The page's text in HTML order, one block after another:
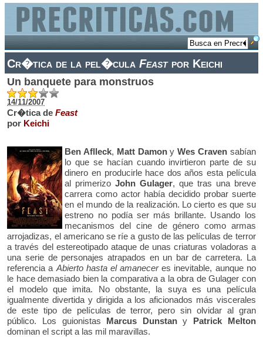
Cr�tica de la pel�cula Feastpor Keichi
Un banquete para monstruos
14/11/2007
Cr�tica deFeast
por Keichi
Ben Aflleck, Matt DamonyWes Cravensabían
lo que se hacían cuando invirtieron parte de su
dinero en producirle hace dos años esta película
al primerizoJohn Gulager, que tras una breve
carrera como actor había decidido probar suerte
en el mundo de la realización. Lo cierto es que su
estreno no podía ser más brillante. Usando los
mecanismos del cine de género como armas
arrojadizas, el americano se ríe a gusto de las películas de terror
a través del estereotipado ataque de unas criaturas voladoras a
una serie de personajes atrapados en un bar de carretera. La
referencia a Abierto hasta el amaneceres inevitable, aunque no
le hace demasiado bien la comparativa a la obra de Gulager con
el modelo que imita. No obstante, la suya es una película
igualmente divertida y dirigida a los aficionados más viscerales
de este tipo de películas de terror, pero sin olvidar al gran
público. Los guionistas Marcus Dunstany Patrick Melton
dominan el script a las mil maravillas.